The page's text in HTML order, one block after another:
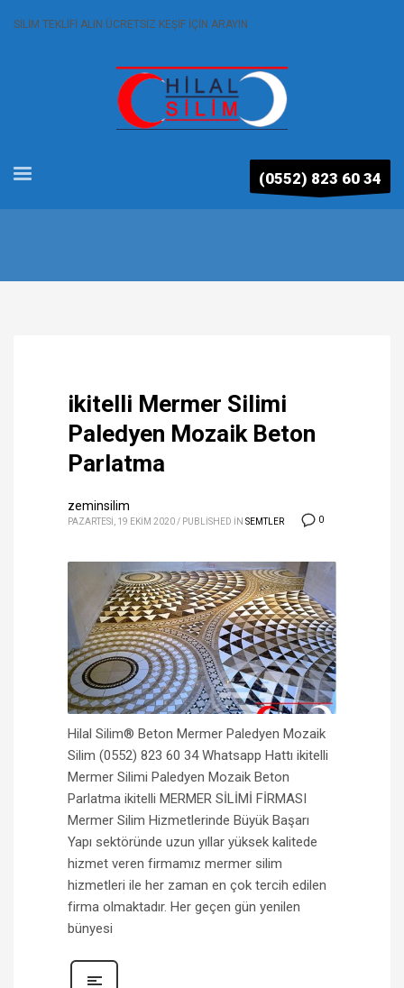
SİLİM TEKLİFİ ALIN ÜCRETSİZ KEŞİF İÇİN ARAYIN
(0552) 823 60 34
ikitelli Mermer Silimi
Paledyen Mozaik Beton
Parlatma
0
zeminsilim
PAZARTESI, 19 EKIM 2020 / PUBLISHED IN SEMTLER
Hilal Silim® Beton Mermer Paledyen Mozaik
Silim (0552) 823 60 34 Whatsapp Hattı ikitelli
Mermer Silimi Paledyen Mozaik Beton
Parlatma ikitelli MERMER SİLİMİ FİRMASI
Mermer Silim Hizmetlerinde Büyük Başarı
Yapı sektöründe uzun yıllar yüksek kalitede
hizmet veren firmamız mermer silim
hizmetleri ile her zaman en çok tercih edilen
firma olmaktadır. Her geçen gün yenilen
bünyesi